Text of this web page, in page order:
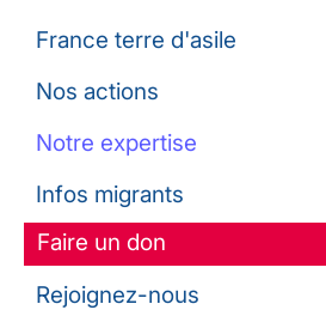
France terre d'asile
Nos actions
Notre expertise
Infos migrants
Faire un don
Rejoignez-nous